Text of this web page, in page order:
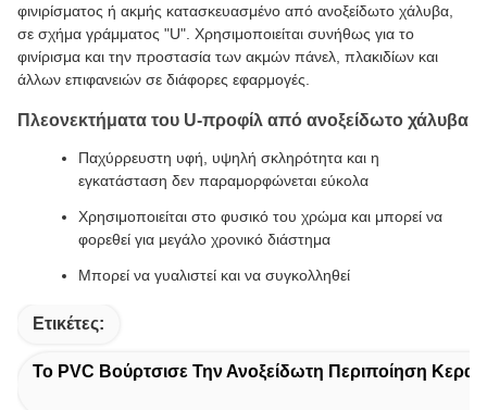
φινιρίσματος ή ακμής κατασκευασμένο από ανοξείδωτο χάλυβα,
σε σχήμα γράμματος "U". Χρησιμοποιείται συνήθως για το
φινίρισμα και την προστασία των ακμών πάνελ, πλακιδίων και
άλλων επιφανειών σε διάφορες εφαρμογές.
Πλεονεκτήματα του U-προφίλ από ανοξείδωτο χάλυβα
Παχύρρευστη υφή, υψηλή σκληρότητα και η
εγκατάσταση δεν παραμορφώνεται εύκολα
Χρησιμοποιείται στο φυσικό του χρώμα και μπορεί να
φορεθεί για μεγάλο χρονικό διάστημα
Μπορεί να γυαλιστεί και να συγκολληθεί
Ετικέτες:
Το PVC Βούρτσισε Την Ανοξείδωτη Περιποίηση